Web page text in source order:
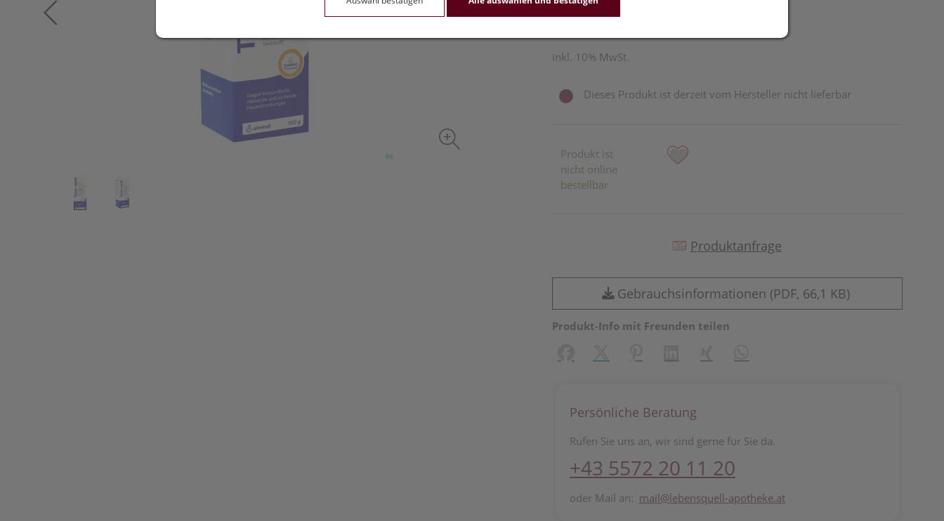
100 g / Einheit
inkl. 10% MwSt.
Dieses Produkt ist derzeit vom Hersteller nicht lieferbar
Produkt ist
nicht online
bestellbar
Produktanfrage
Gebrauchsinformationen (PDF, 66,1 KB)
Produkt-Info mit Freunden teilen
Persönliche Beratung
Rufen Sie uns an, wir sind gerne für Sie da.
+43 5572 20 11 20
oder Mail an: mail@lebensquell-apotheke.at